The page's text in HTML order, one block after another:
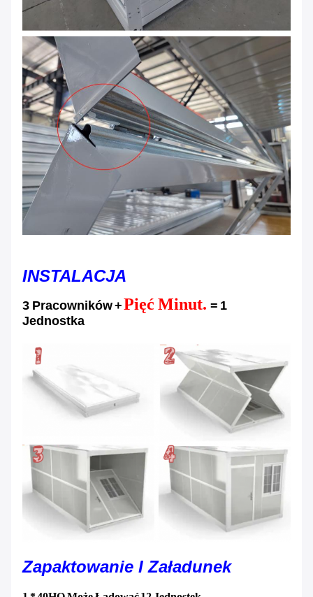
INSTALACJA
3 Pracowników +Pięć Minut. = 1
Jednostka
Zapaktowanie I Załadunek